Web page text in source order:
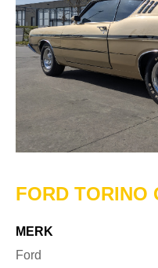
FORD TORINO
MERK
Ford